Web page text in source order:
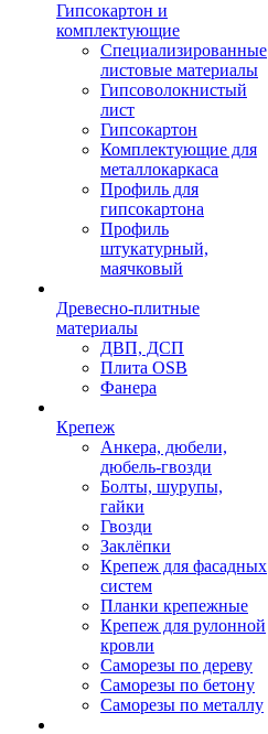
Гипсокартон и
комплектующие
Специализированные
листовые материалы
Гипсоволокнистый
лист
Гипсокартон
Комплектующие для
металлокаркаса
Профиль для
гипсокартона
Профиль
штукатурный,
маячковый
Древесно-плитные
материалы
ДВП, ДСП
Плита OSB
Фанера
Крепеж
Анкера, дюбели,
дюбель-гвозди
Болты, шурупы,
гайки
Гвозди
Заклёпки
Крепеж для фасадных
систем
Планки крепежные
Крепеж для рулонной
кровли
Саморезы по дереву
Саморезы по бетону
Саморезы по металлу